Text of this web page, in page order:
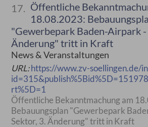
17. Öffentliche
18.08.2023:
"Gewerbepark Baden-Airpark -
Änderung" tritt in Kraft
News & Veranstaltungen
URL:https://www.zv-soellingen.de/
rt%5D=1
Öffentliche Bekanntmachung am
Bebauungsplan "Gewerbepark
Sektor, 3. Änderung" tritt in Kraft